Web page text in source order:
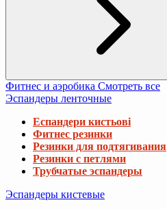
Фитнес и аэробика Смотреть все
Эспандеры ленточные
Еспандери кистьові
Фитнес резинки
Резинки для подтягивания
Резинки с петлями
Трубчатые эспандеры
Эспандеры кистевые